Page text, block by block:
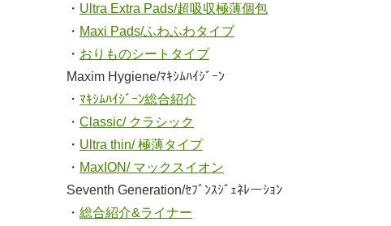
・ Ultra Extra Pads/超吸収極薄個包
・ Maxi Pads/ふわふわタイプ
・ おりものシートタイプ
Maxim Hygiene/ﾏｷｼﾑﾊｲｼﾞｰﾝ
・ ﾏｷｼﾑﾊｲｼﾞｰﾝ総合紹介
・ Classic/ クラシック
・ Ultra thin/ 極薄タイプ
・ MaxION/ マックスイオン
Seventh Generation/ｾﾌﾞﾝｽｼﾞｪﾈﾚーｼｮﾝ
・ 総合紹介&ライナー